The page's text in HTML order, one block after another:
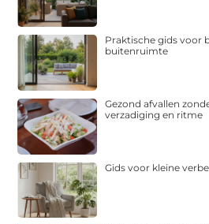
Praktische gids voor
buitenruimte
Gezond afvallen
verzadiging en ritme
Gids voor kleine